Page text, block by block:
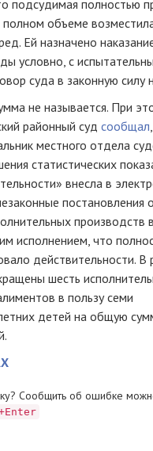
подсудимая полностью
полном объеме
Ей назначено
условно, с
суда в законную силу
не называется. При
районный суд сообщал
местного отдела
статистических
внесла в
постановления
производств
исполнением, что
действительности. В
шесть
в пользу семи
детей на общую
Cообщить об ошибке